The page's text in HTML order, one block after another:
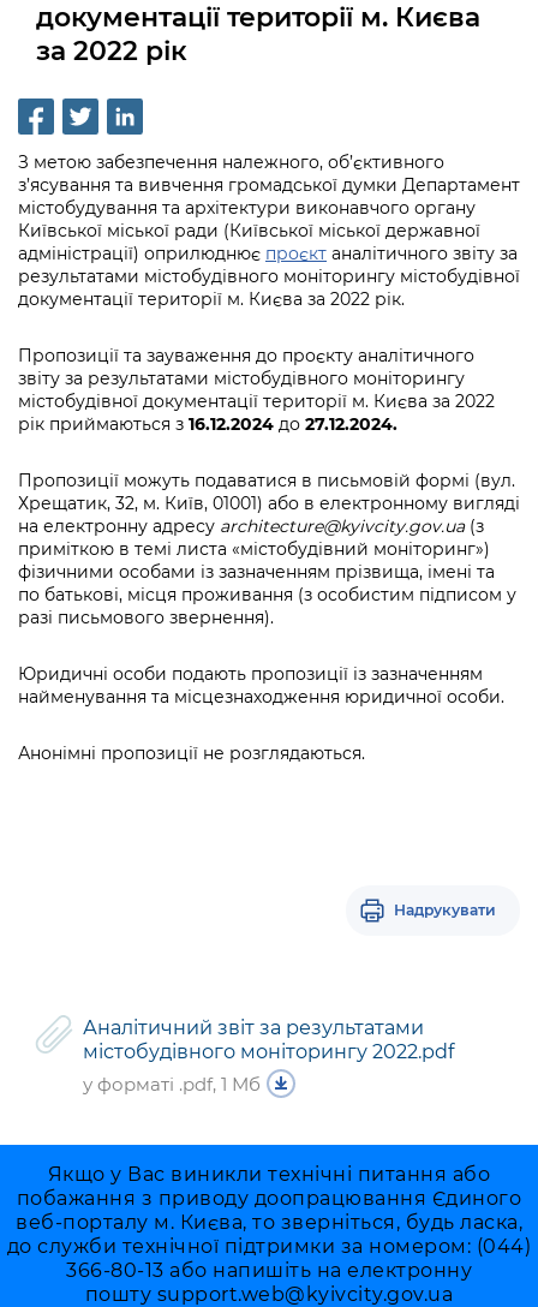
Рішення та розпорядження
Проєкти розпоряджень, що
Рішення Київради
Контактна інформація
Графік роботи та прийому громадян
Вакансії
Статистика
Звернення громадян
Промисловість і наука Києва
Підприємства, установи, організації
Kyiv International Relations
Гендерна політика
Безбар'єрність
Освіта та навчальні заклади
Дороги, транспорт та парковки
Навколишнє середовище міста
Містобудування та земельні ділянки
Культура, спорт, дозвілля
Бізнес та ліцензування
Безпека та правопорядок
Ритуальні послуги
Іноземцям / For foreigners
Пам'ятки культурної спадщини
Портал Захисників та Захисниць
Безбар'єрність
Портал послуг
Громадська експертиза
Громадський бюджет
Консультації з громадськістю
Громадська рада
Петиції
Відкритий бюджет
Допомога учасникам АТО
Рада з питань внутрішньо переміщених
адміністрації
«Ініціатива «Партнерство «Відкритий
Уряд» – місцевий рівень»
Важливе під час воєнного стану
Інформація з обмеженим доступом
Подати запит онлайн
Проекти нормативно-правових та
інших актів
Нормативна база
Питання і відповіді про публічну
інформацію
Порядок оскарження рішень, дій чи
бездіяльності розпорядників інформації
Звіти про опрацювання запитів на
Інформація для споживачів
Про відкриті дані
Портал даних Києва
Публічні дашборди
Медіагалерея
КМДА / Subscribe to announcements
from the KCSA
Порядок акредитації медіа /
Accreditation process
Подати журналістський запит /
Submitting a media request
стану / Rules for media coverage of
hospitals at work under martial law
Контакти для медіа / Contacts for mass
Портал Послуг
документації території м. Києва
за 2022 рік
З метою забезпечення належного, об’єктивного
з’ясування та вивчення громадської думки Департамент
містобудування та архітектури виконавчого органу
Київської міської ради (Київської міської державної
адміністрації) оприлюднює проєкт аналітичного звіту за
результатами містобудівного моніторингу містобудівної
документації території м. Києва за 2022 рік.
Пропозиції та зауваження до проєкту аналітичного
звіту за результатами містобудівного моніторингу
містобудівної документації території м. Києва за 2022
рік приймаються з 16.12.2024 до 27.12.2024.
Пропозиції можуть подаватися в письмовій формі (вул.
Хрещатик, 32, м. Київ, 01001) або в електронному вигляді
на електронну адресу architecture@kyivcity.gov.ua(з
приміткою в темі листа «містобудівний моніторинг»)
фізичними особами із зазначенням прізвища, імені та
по батькові, місця проживання (з особистим підписом у
разі письмового звернення).
Юридичні особи подають пропозиції із зазначенням
найменування та місцезнаходження юридичної особи.
Анонімні пропозиції не розглядаються.
Надрукувати
Аналітичний звіт за результатами
містобудівного моніторингу 2022.pdf
у форматі .pdf, 1 Мб
Якщо у Вас виникли технічні питання або
побажання з приводу доопрацювання Єдиного
веб-порталу м. Києва, то зверніться, будь ласка,
до служби технічної підтримки за номером: (044)
366-80-13 або напишіть на електронну
пошту support.web@kyivcity.gov.ua